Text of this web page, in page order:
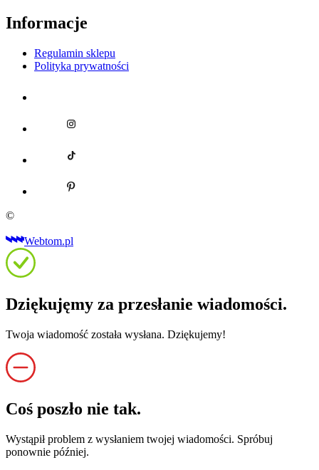
Informacje
Regulamin sklepu
Polityka prywatności
©
Webtom.pl
Dziękujęmy za przesłanie wiadomości.
Twoja wiadomość została wysłana. Dziękujemy!
Coś poszło nie tak.
Wystąpił problem z wysłaniem twojej wiadomości. Spróbuj
ponownie później.